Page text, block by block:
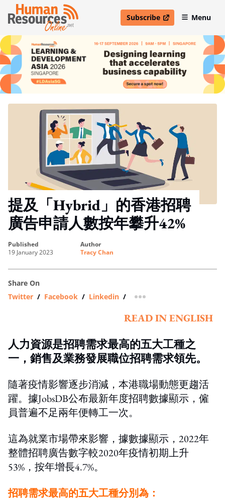
Subscribe
open in new windowMenu
提及「Hybrid」的香港招聘
廣告申請人數按年攀升42%
published
19 January 2023
author
Tracy Chan
Share On
Twitter / Facebook / Linkedin / more sharing option
READ IN ENGLISH
人力資源是招聘需求最高的五大工種之
一，銷售及業務發展職位招聘需求領先。
隨著疫情影響逐步消減，本港職場動態更趨活
躍。據JobsDB公布最新年度招聘數據顯示，僱
員普遍不足兩年便轉工一次。
這為就業市場帶來影響，據數據顯示，2022年
整體招聘廣告數字較2020年疫情初期上升
53%，按年增長4.7%。
招聘需求最高的五大工種分別為：